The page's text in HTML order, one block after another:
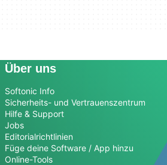
Über uns
Softonic Info
Sicherheits- und Vertrauenszentrum
Hilfe & Support
Jobs
Editorialrichtlinien
Füge deine Software / App hinzu
Online-Tools